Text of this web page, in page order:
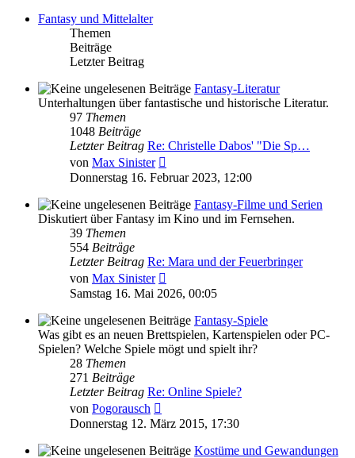
Fantasy und Mittelalter
Themen
Beiträge
Letzter Beitrag
Fantasy-Literatur
Unterhaltungen über fantastische und historische Literatur.
97 Themen
1048 Beiträge
Letzter Beitrag Re: Christelle Dabos' "Die Sp…
von Max Sinister
Beitrag
Donnerstag 16. Februar 2023, 12:00
Fantasy-Filme und Serien
Diskutiert über Fantasy im Kino und im Fernsehen.
39 Themen
554 Beiträge
Letzter Beitrag Re: Mara und der Feuerbringer
von Max Sinister
Beitrag
Samstag 16. Mai 2026, 00:05
Fantasy-Spiele
Was gibt es an neuen Brettspielen, Kartenspielen oder PC-
Spielen? Welche Spiele mögt und spielt ihr?
28 Themen
271 Beiträge
Letzter Beitrag Re: Online Spiele?
von Pogorausch
Beitrag
Donnerstag 12. März 2015, 17:30
Kostüme und Gewandungen